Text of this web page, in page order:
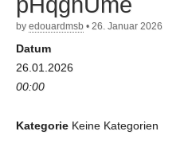
by edouardmsb • 26. Januar 2026
Datum
26.01.2026
00:00
Kategorie Keine Kategorien